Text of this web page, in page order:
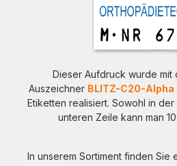
Dieser Aufdruck wurde mit
Auszeichner BLITZ-C20-Alpha
Etiketten realisiert. Sowohl in
unteren Zeile kann man
In unserem Sortiment finden Sie